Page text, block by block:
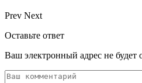
Prev Next
Оставьте ответ
Ваш электронный адрес не будет